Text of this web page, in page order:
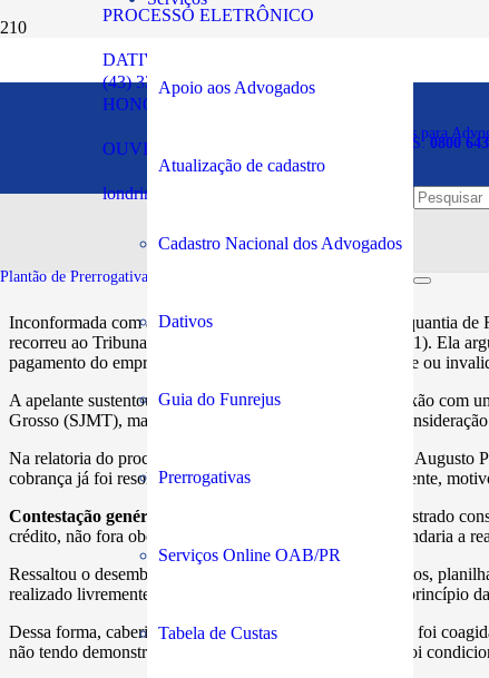
PROCESSO ELETRÔNICO
DATIVOS
HONORÁRIOS
OUVIDORIA
(43) 3294-5900
londrina@oabpr.org.br
Plantão de Prerrogativas para
SOS PRERROGATIVAS: 0800
Apoio aos Advogados
Atualização de cadastro
Cadastro Nacional dos Advogados
Dativos
Guia do Funrejus
Prerrogativas
Serviços Online OAB/PR
Tabela de Custas
Plantão de Prerrogativas da Subseção:
Cabe ao devedor
cobrança de dívida em
Inconformada com a sentença que a condenou a pagar a quantia
recorreu ao Tribunal Regional Federal da 1ª Região (TRF1). Ela
pagamento do empréstimo junto à Caixa em caso de morte ou
A apelante sustentou, também, que o processo tinha conexão com
Grosso (SJMT), mas que o juiz não levou esse fato em
Na relatoria do processo, o desembargador federal Carlos Augusto
cobrança já foi resolvida e o pedido foi julgado improcedente,
Contestação genérica
– Prosseguindo na análise, o magistrado
crédito, não fora obedecido o que pactuado”, o que demandaria a
Ressaltou o desembargador que a Caixa apresentou extratos,
realizado livremente entre as partes capazes, conforme o princípio
Dessa forma, caberia à apelante o ônus de comprovar que foi
não tendo demonstrado que a concessão do empréstimo foi